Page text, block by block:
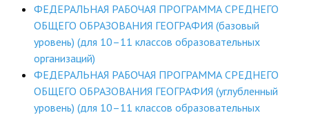
Готовимся к новому учебному году 2026-2027
ДПО
Профессиональная переподготовка
Повышение квалификации
ФЕДЕРАЛЬНАЯ РАБОЧАЯ ПРОГРАММА СРЕДНЕГО
ОБЩЕГО ОБРАЗОВАНИЯ ГЕОГРАФИЯ (базовый
уровень) (для 10–11 классов образовательных
организаций)
ФЕДЕРАЛЬНАЯ РАБОЧАЯ ПРОГРАММА СРЕДНЕГО
ОБЩЕГО ОБРАЗОВАНИЯ ГЕОГРАФИЯ (углубленный
уровень) (для 10–11 классов образовательных